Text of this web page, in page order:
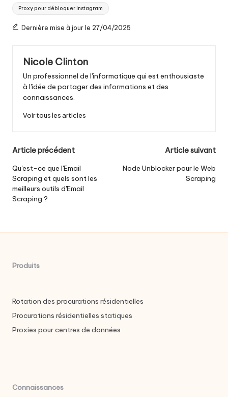
Proxy pour débloquer Instagram
Dernière mise à jour le 27/04/2025
Nicole Clinton
Un professionnel de l'informatique qui est enthousiaste
à l'idée de partager des informations et des
connaissances.
Voir tous les articles
Navigation
postale
Article précédent
Qu'est-ce que l'Email
Scraping et quels sont les
meilleurs outils d'Email
Scraping ?
Article suivant
Node Unblocker pour le Web
Scraping
Produits
Rotation des procurations résidentielles
Procurations résidentielles statiques
Proxies pour centres de données
Connaissances